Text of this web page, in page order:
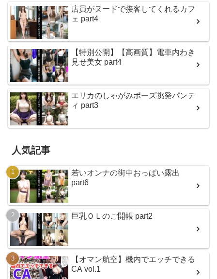
店員がヌードで接客してくれるカフ
ェ part4
【特別公開】【高画質】電車内わき
見せ美女 part4
エリカのしゃがみポーズ挑発パンテ
ィ part3
人気記事
若いオンナの街中おっぱい露出
part6
巨乳ＯＬのご開帳 part2
【オマン航空】機内でエッチできる
CA vol.1